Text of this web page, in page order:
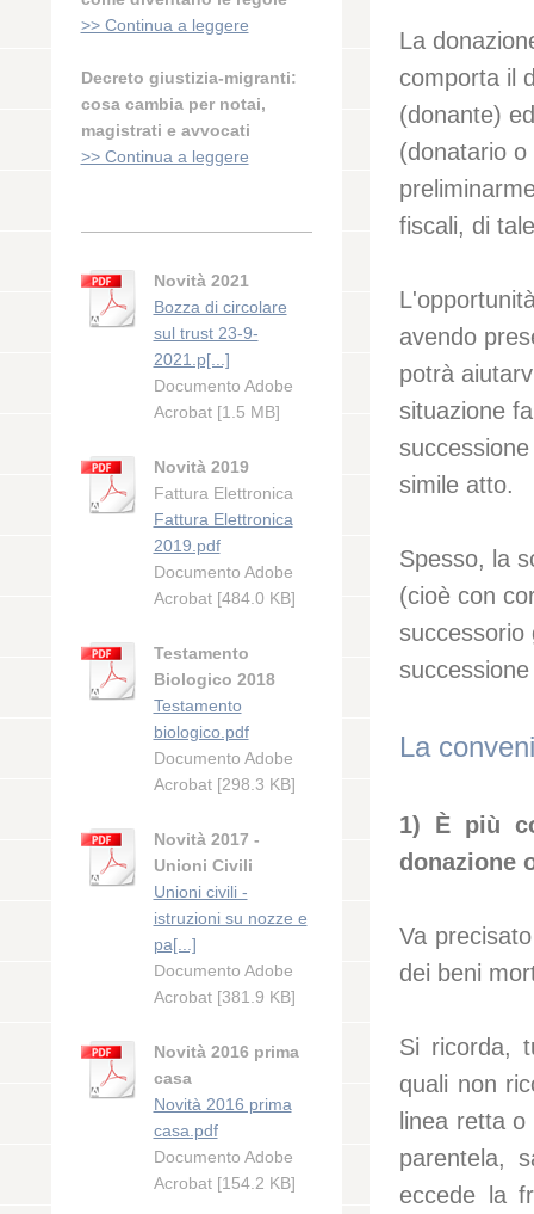
La
comporta il
(donante)
(donatario
fiscali, di
avendo
potrà
situazione
simile atto.
Spesso, la
(cioè con
successorio
La
1) È più
donazione
Va
dei beni
Si ricorda,
quali non
linea retta
parentela,
eccede la
>> Continua a leggere
Decreto giustizia-migranti:
cosa cambia per notai,
magistrati e avvocati
>> Continua a leggere
Novità 2021
Bozza di circolare
sul trust 23-9-
2021.p[...]
Documento Adobe
Acrobat [1.5 MB]
Novità 2019
Fattura Elettronica
Fattura Elettronica
2019.pdf
Documento Adobe
Acrobat [484.0 KB]
Testamento
Biologico 2018
Testamento
biologico.pdf
Documento Adobe
Acrobat [298.3 KB]
Novità 2017 -
Unioni Civili
Unioni civili -
istruzioni su nozze e
pa[...]
Documento Adobe
Acrobat [381.9 KB]
Novità 2016 prima
casa
Novità 2016 prima
casa.pdf
Documento Adobe
Acrobat [154.2 KB]